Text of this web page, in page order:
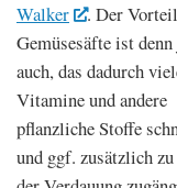
Walker
. Der
Gemüsesäfte ist
auch, das dadurch
Vitamine und andere
pflanzliche Stoffe
und ggf. zusätzlich